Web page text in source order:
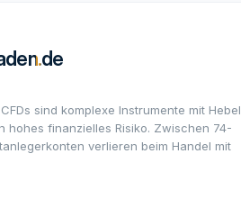
sind komplexe Instrumente mit Hebel
hohes finanzielles Risiko. Zwischen 74-
verlieren beim Handel mit